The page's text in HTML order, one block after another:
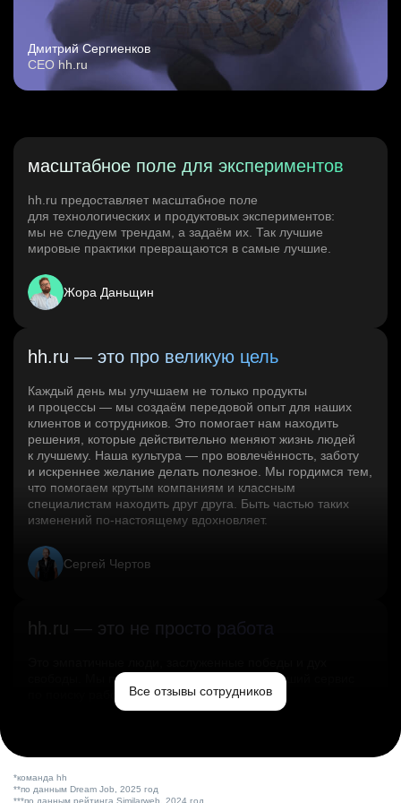
Дмитрий Сергиенков
CEO hh.ru
масштабное поле для экспериментов
hh.ru предоставляет масштабное поле
для технологических и продуктовых экспериментов:
мы не следуем трендам, а задаём их. Так лучшие
мировые практики превращаются в самые лучшие.
Жора Даньщин
hh.ru — это про великую цель
Каждый день мы улучшаем не только продукты
и процессы — мы создаём передовой опыт для наших
клиентов и сотрудников. Это помогает нам находить
решения, которые действительно меняют жизнь людей
к лучшему. Наша культура — про вовлечённость, заботу
и искреннее желание делать полезное. Мы гордимся тем,
что помогаем крутым компаниям и классным
специалистам находить друг друга. Быть частью таких
изменений по‑настоящему вдохновляет.
Сергей Чертов
hh.ru — это не просто работа
свободы. Мы помогаем миру и создаём лучший сервис
по поиску работы в стране.Все отзывы сотрудников
*команда hh
**по данным Dream Job, 2025 год
***по данным рейтинга Similarweb, 2024 год